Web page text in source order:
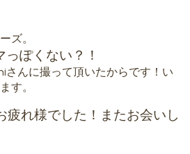
ズ。
っぽくない？！
さんに撮って頂いたからです！い
す。
疲れ様でした！またお会いし